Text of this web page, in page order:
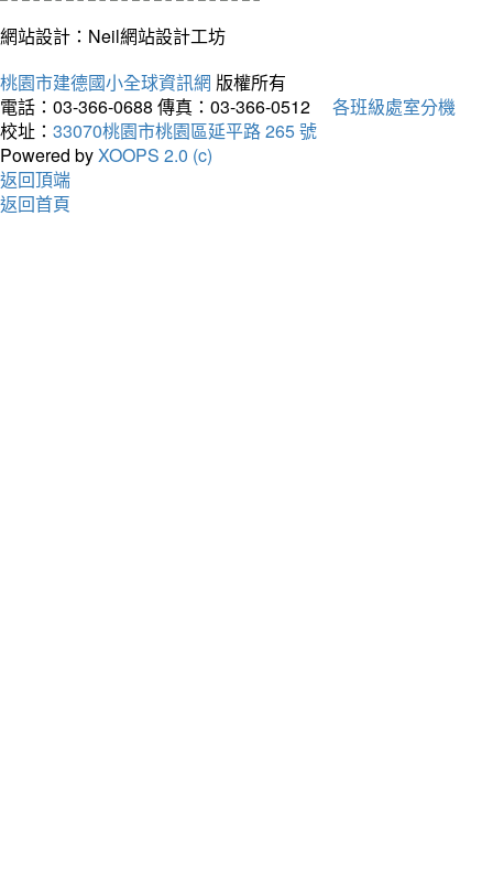
網站設計：Neil網站設計工坊
桃園市建德國小全球資訊網 版權所有
電話：03-366-0688 傳真：03-366-0512
各班級處室分機
校址： 33070桃園市桃園區延平路 265 號
Powered byXOOPS 2.0 (c)
返回頂端
返回首頁